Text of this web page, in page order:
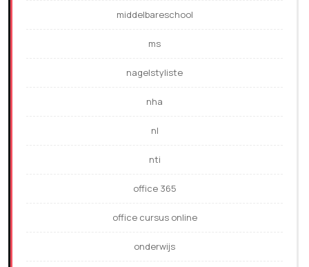
middelbareschool
ms
nagelstyliste
nha
nl
nti
office 365
office cursus online
onderwijs